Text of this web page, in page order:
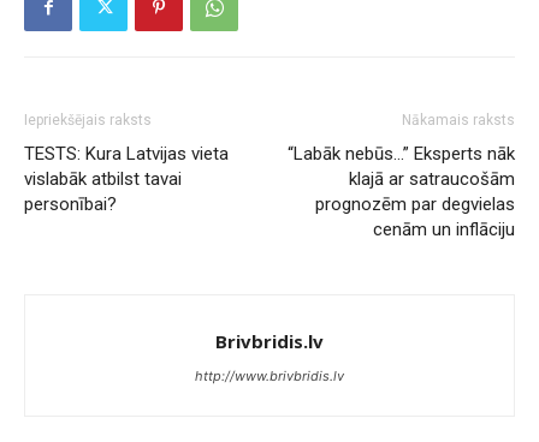
Iepriekšējais raksts
TESTS: Kura Latvijas vieta
vislabāk atbilst tavai
personībai?
Nākamais raksts
“Labāk nebūs…” Eksperts nāk
klajā ar satraucošām
prognozēm par degvielas
cenām un inflāciju
Brivbridis.lv
http://www.brivbridis.lv